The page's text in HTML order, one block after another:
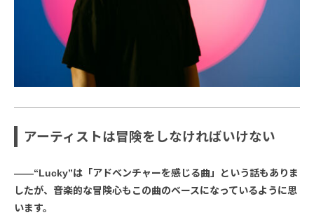
アーティストは冒険をしなければいけない
――“Lucky”は「アドベンチャーを感じる曲」という話もありま
したが、音楽的な冒険心もこの曲のベースになっているように思
います。